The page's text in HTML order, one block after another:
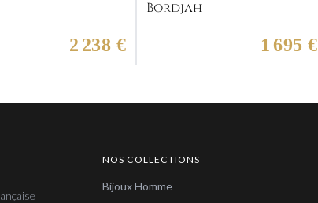
2 238 €
Bordjah
1 695 €
NOS COLLECTIONS
Bijoux Homme